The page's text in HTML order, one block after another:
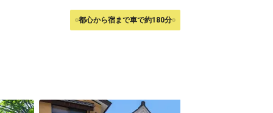
都心から宿まで車で約180分